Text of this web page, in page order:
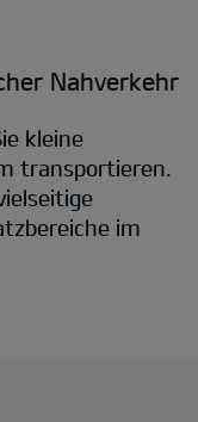
Nahverkehr
kleine
transportieren.
im